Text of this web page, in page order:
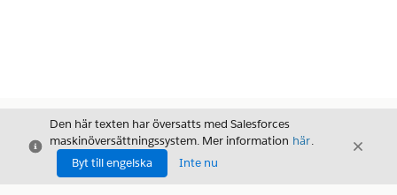
Stäng
Den här texten har översatts med Salesforces
maskinöversättningssystem. Mer information här.
Byt till engelska
Inte nu
Stäng